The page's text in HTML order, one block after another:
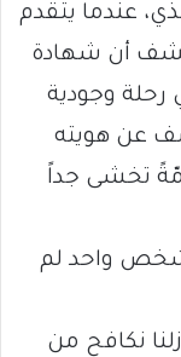
عندما يتقدم
أن شهادة
رحلة وجودية
عن هويته
تخشى جداً
شخص واحد لم
نكافح من